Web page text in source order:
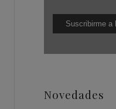
Novedades